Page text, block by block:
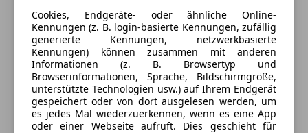
Beheizbares Lenkrad
Berganfahrassistent
Einparkhilfe
Einparkhilfe Rückfahrkamera
Einparkhilfe selbstlenkendes System
Einparkhilfe Sensoren hinten
Einparkhilfe Sensoren vorne
Außenfarbe
Violett
Farbe laut Hersteller
Dark void
Lackierung
Metallic
Farbe der
Innenausstattung
Schwarz
Cookies, Endgeräte- oder ähnliche Online-
Kennungen (z. B. login-basierte Kennungen, zufällig
generierte Kennungen, netzwerkbasierte
Kennungen) können zusammen mit anderen
Informationen (z. B. Browsertyp und
Browserinformationen, Sprache, Bildschirmgröße,
unterstützte Technologien usw.) auf Ihrem Endgerät
gespeichert oder von dort ausgelesen werden, um
es jedes Mal wiederzuerkennen, wenn es eine App
oder einer Webseite aufruft. Dies geschieht für